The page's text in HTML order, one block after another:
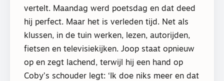
vertelt. Maandag werd poetsdag en dat deed
hij perfect. Maar het is verleden tijd. Net als
klussen, in de tuin werken, lezen, autorijden,
fietsen en televisiekijken. Joop staat opnieuw
op en zegt lachend, terwijl hij een hand op
Coby’s schouder legt: ‘Ik doe niks meer en dat